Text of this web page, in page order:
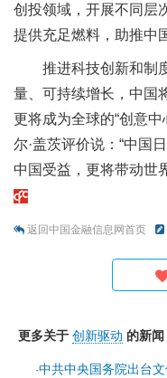
创投领域，开展不同层
提供充足燃料，助推中
推进科技创新和制
量、可持续增长，中国
更将成为全球的“创意
尔·盖茨评价说：“中国
中国受益，更将带动世
返回中国金融信息网首页
更多关于 创新驱动 的新闻
·中共中央国务院出台